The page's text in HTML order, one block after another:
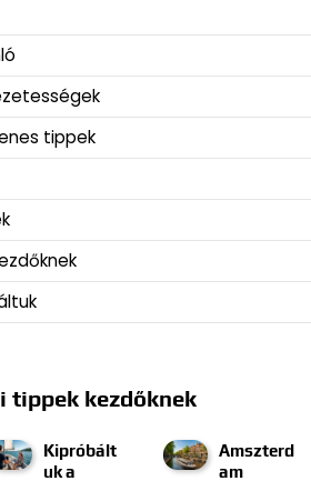
tippek
tippek kezdőknek
Kipróbált
uk a
Amszterd
am